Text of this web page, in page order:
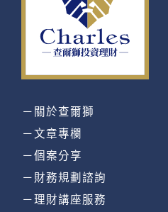
－關於查爾獅
－文章專欄
－個案分享
－財務規劃諮詢
－理財講座服務